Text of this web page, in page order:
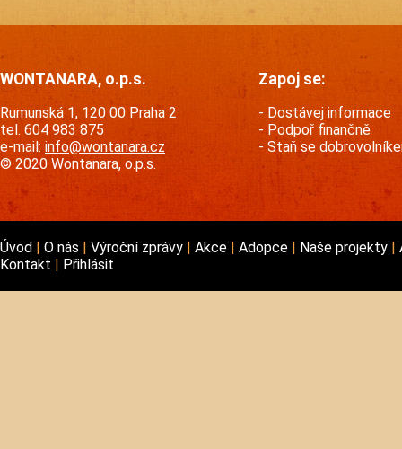
WONTANARA, o.p.s.
Rumunská 1, 120 00 Praha 2
tel. 604 983 875
e-mail: info@wontanara.cz
© 2020 Wontanara, o.p.s.
Zapoj se:
Dostávej informace
Podpoř finančně
Staň se
Úvod O nás Výroční zprávy Akce Adopce Naše projekty
Kontakt
Přihlásit